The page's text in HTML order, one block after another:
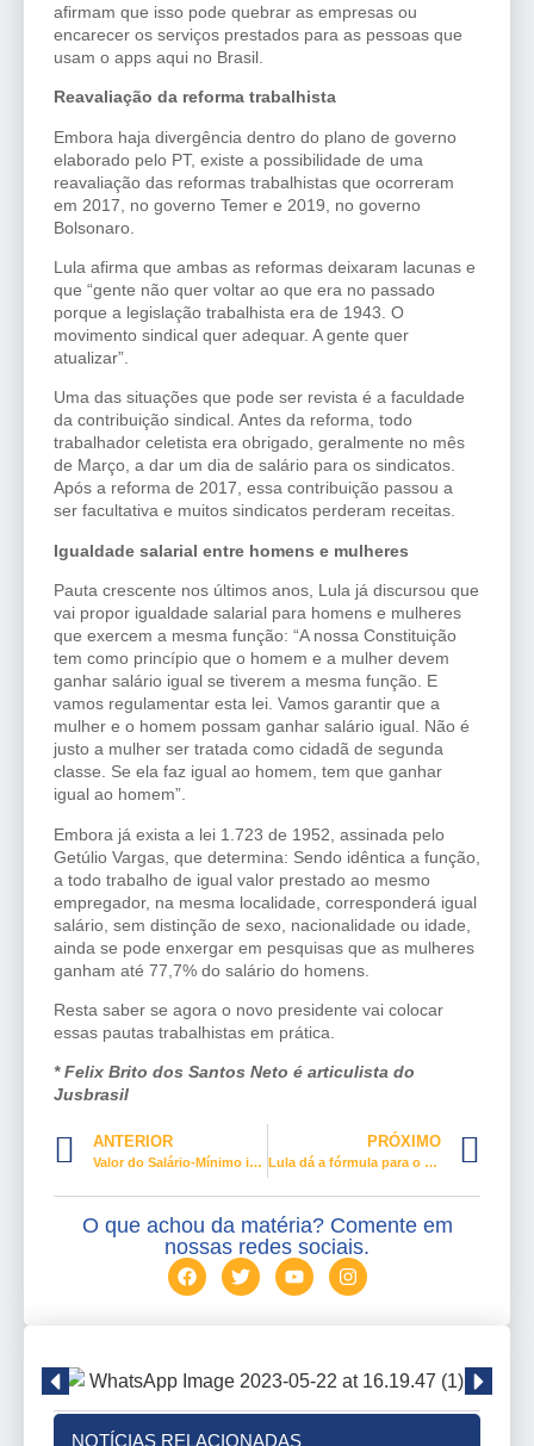
afirmam que isso pode quebrar as empresas ou
encarecer os serviços prestados para as pessoas que
usam o apps aqui no Brasil.
Reavaliação da reforma trabalhista
Embora haja divergência dentro do plano de governo
elaborado pelo PT, existe a possibilidade de uma
reavaliação das reformas trabalhistas que ocorreram
em 2017, no governo Temer e 2019, no governo
Bolsonaro.
Lula afirma que ambas as reformas deixaram lacunas e
que “gente não quer voltar ao que era no passado
porque a legislação trabalhista era de 1943. O
movimento sindical quer adequar. A gente quer
atualizar”.
Uma das situações que pode ser revista é a faculdade
da contribuição sindical. Antes da reforma, todo
trabalhador celetista era obrigado, geralmente no mês
de Março, a dar um dia de salário para os sindicatos.
Após a reforma de 2017, essa contribuição passou a
ser facultativa e muitos sindicatos perderam receitas.
Igualdade salarial entre homens e mulheres
Pauta crescente nos últimos anos, Lula já discursou que
vai propor igualdade salarial para homens e mulheres
que exercem a mesma função: “A nossa Constituição
tem como princípio que o homem e a mulher devem
ganhar salário igual se tiverem a mesma função. E
vamos regulamentar esta lei. Vamos garantir que a
mulher e o homem possam ganhar salário igual. Não é
justo a mulher ser tratada como cidadã de segunda
classe. Se ela faz igual ao homem, tem que ganhar
igual ao homem”.
Embora já exista a lei 1.723 de 1952, assinada pelo
Getúlio Vargas, que determina: Sendo idêntica a função,
a todo trabalho de igual valor prestado ao mesmo
empregador, na mesma localidade, corresponderá igual
salário, sem distinção de sexo, nacionalidade ou idade,
ainda se pode enxergar em pesquisas que as mulheres
ganham até 77,7% do salário do homens.
Resta saber se agora o novo presidente vai colocar
essas pautas trabalhistas em prática.
* Felix Brito dos Santos Neto é articulista do
Jusbrasil
ANTERIOR
Valor do Salário-Mínimo ideal assusta os brasileiros
PRÓXIMO
Lula dá a fórmula para o Turismo
O que achou da matéria? Comente em
nossas redes sociais.
NOTÍCIAS RELACIONADAS